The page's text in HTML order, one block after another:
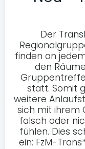
Der
finden an
den
statt. Somit
weitere
sich mit ihrem
falsch oder
fühlen. Dies
ein: FzM-